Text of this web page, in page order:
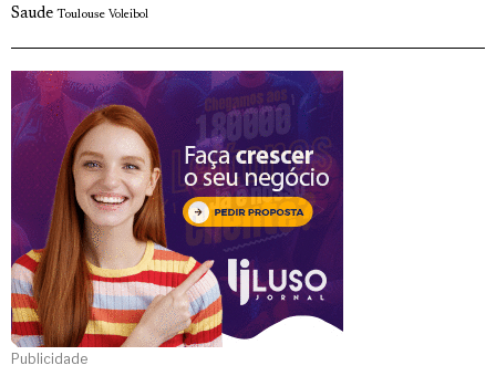
Saude Toulouse Voleibol
Publicidade